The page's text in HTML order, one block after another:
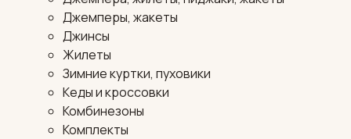
Джемперы, жакеты
Джинсы
Жилеты
Зимние куртки, пуховики
Кеды и кроссовки
Комбинезоны
Комплекты